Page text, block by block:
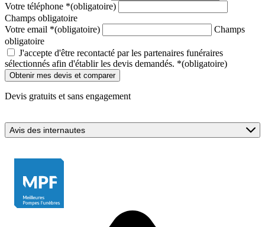
Votre téléphone *(obligatoire)
Champs obligatoire
Votre email *(obligatoire)
Champs
obligatoire
J'accepte d'être recontacté par les partenaires funéraires
sélectionnés afin d'établir les devis demandés. *(obligatoire)
Devis gratuits et sans engagement
Avis des internautes